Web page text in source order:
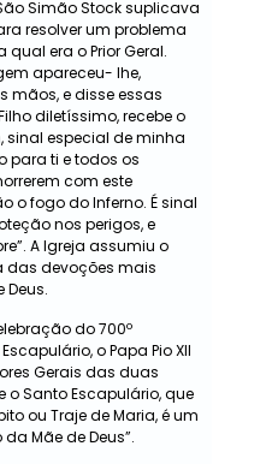
Simão Stock suplicava
resolver um problema
era o Prior Geral.
apareceu- lhe,
mãos, e disse essas
diletíssimo, recebe o
sinal especial de minha
para ti e todos os
com este
o fogo do Inferno. É sinal
nos perigos, e
A Igreja assumiu o
das devoções mais
do 700º
o Papa Pio XII
Gerais das duas
o Santo Escapulário, que
ou Traje de Maria, é um
Mãe de Deus”.